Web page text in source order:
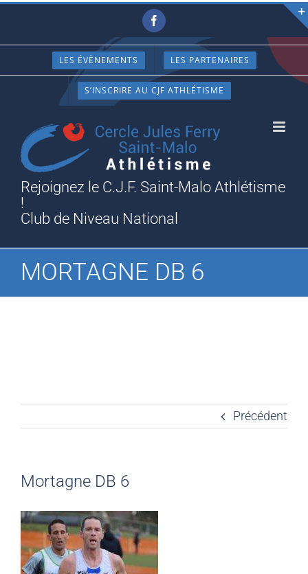
Passer
contenu
Facebook
LES ÉVÈNEMENTS LES PARTENAIRES
S’INSCRIRE AU CJF ATHLÉTISME
Rejoignez le C.J.F. Saint-Malo Athlétisme
!
Club de Niveau National
MORTAGNE DB 6
Précédent
Mortagne DB 6